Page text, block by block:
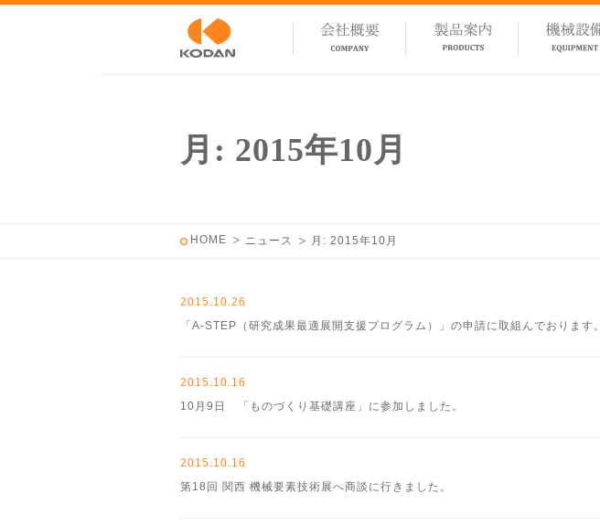
月: 2015年10月
HOME ニュース 月: 2015年10月
2015.10.26
「A-STEP（研究成果最適展開支援プログラム）」の申請に取組んでおります。
2015.10.16
10月9日 「ものづくり基礎講座」に参加しました。
2015.10.16
第18回 関西 機械要素技術展へ商談に行きました。